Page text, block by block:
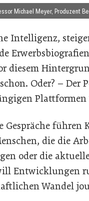
Michael Meyer,
Intelligenz,
diesem
Oder? –
Plattformen
Gespräche führen
die die
oder die
Entwicklungen
Wandel